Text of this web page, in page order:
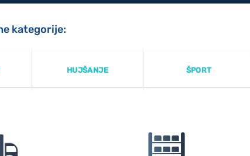
kategorije:
HUJŠANJE ŠPORT